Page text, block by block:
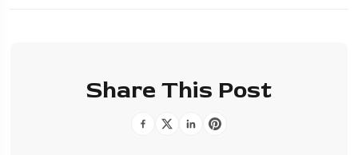
Share This Post